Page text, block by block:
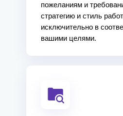
пожеланиям и
стратегию и стиль
исключительно в
вашими целями.